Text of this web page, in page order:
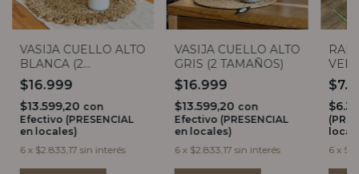
VASIJA CUELLO ALTO
BLANCA (2
TAMAÑOS)
$16.999
$13.599,20 con
Efectivo (PRESENCIAL
en locales)
6 x $2.833,17 sin interés
VASIJA CUELLO ALTO
GRIS (2 TAMAÑOS)
$16.999
$13.599,20 con
Efectivo (PRESENCIAL
en locales)
6 x $2.833,17 sin interés
6 x